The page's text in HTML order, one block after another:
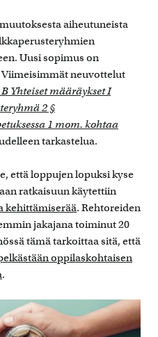
aiheutuneista
Uusi sopimus on
Viimeisimmät neuvottelut
B Yhteiset määräykset I
2 §
1 mom. kohtaa
tarkastelua.
että loppujen lopuksi kyse
ratkaisuun käytettiin
kehittämiserää. Rehtoreiden
jakajana toiminut 20
tämä tarkoittaa sitä, että
oppilaskohtaisen
.